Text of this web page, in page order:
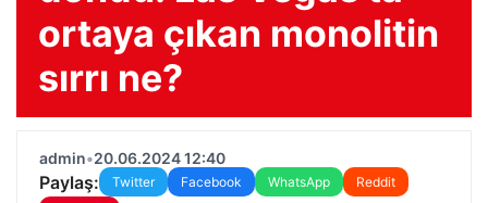
ortaya çıkan monolitin
sırrı ne?
admin•20.06.2024 12:40
Paylaş: Twitter Facebook WhatsApp
Reddit